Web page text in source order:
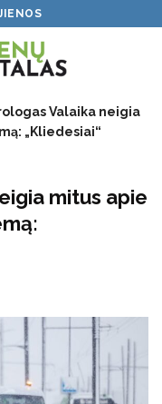
Valaika neigia
„Kliedesiai“
mitus apie